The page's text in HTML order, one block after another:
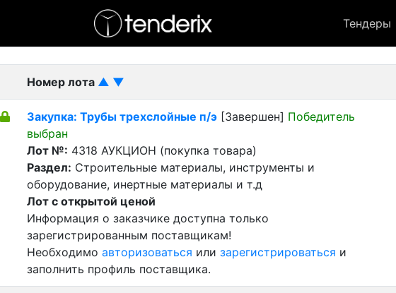
Тендеры
- Завершенный лот
Номер лота ▲ ▼
Закупка: Трубы трехслойные п/э [Завершен] Победитель
выбран
Лот №: 4318 АУКЦИОН (покупка товара)
Раздел: Строительные материалы, инструменты и
оборудование, инертные материалы и т.д
Лот с открытой ценой
Информация о заказчике доступна только
зарегистрированным поставщикам!
Необходимо авторизоваться или зарегистрироваться и
заполнить профиль поставщика.